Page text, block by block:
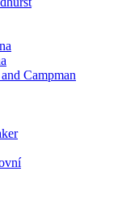
Campman